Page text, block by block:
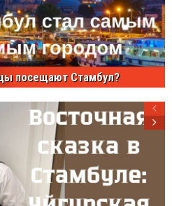
посещают Стамбул?